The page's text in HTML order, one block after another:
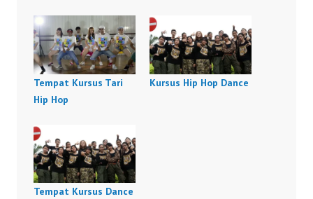
Tempat Kursus Tari
Hip Hop
Kursus Hip Hop Dance
Tempat Kursus Dance